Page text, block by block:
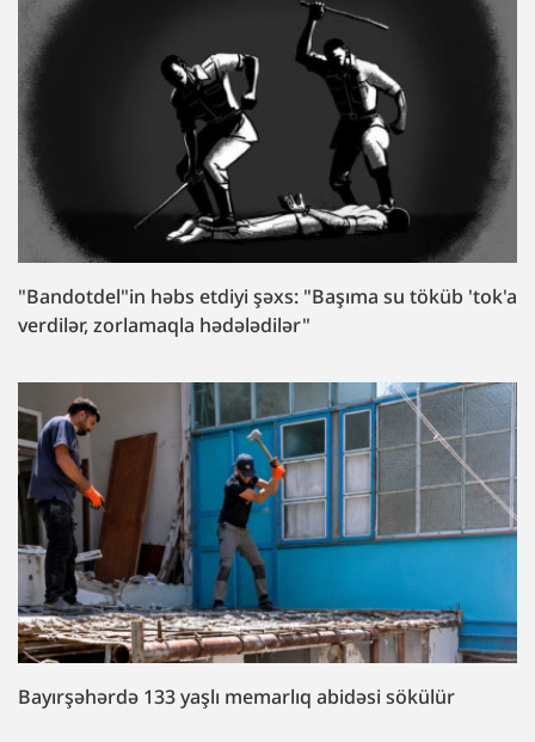
"Bandotdel"in həbs etdiyi şəxs: "Başıma su töküb 'tok'a
verdilər, zorlamaqla hədələdilər"
Bayırşəhərdə 133 yaşlı memarlıq abidəsi sökülür